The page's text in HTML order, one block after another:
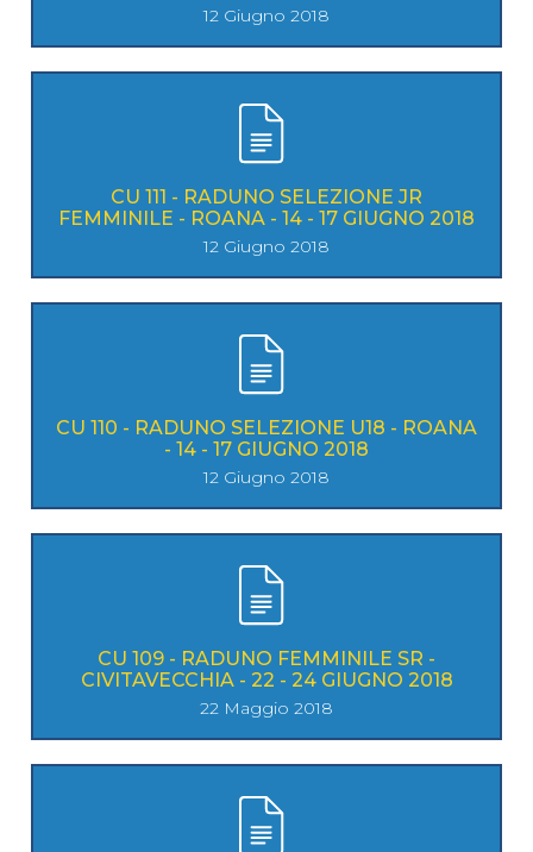
12 Giugno 2018
CU 111 - RADUNO SELEZIONE JR
FEMMINILE - ROANA - 14 - 17 GIUGNO 2018
12 Giugno 2018
CU 110 - RADUNO SELEZIONE U18 - ROANA
- 14 - 17 GIUGNO 2018
12 Giugno 2018
CU 109 - RADUNO FEMMINILE SR -
CIVITAVECCHIA - 22 - 24 GIUGNO 2018
22 Maggio 2018